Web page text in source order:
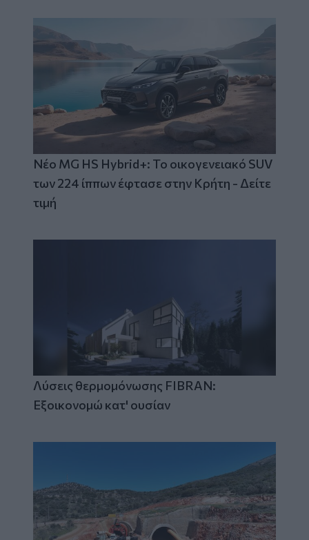
Νέο MG HS Hybrid+: Το οικογενειακό SUV
των 224 ίππων έφτασε στην Κρήτη - Δείτε
τιμή
Λύσεις θερμομόνωσης FIBRAN:
Εξοικονομώ κατ' ουσίαν